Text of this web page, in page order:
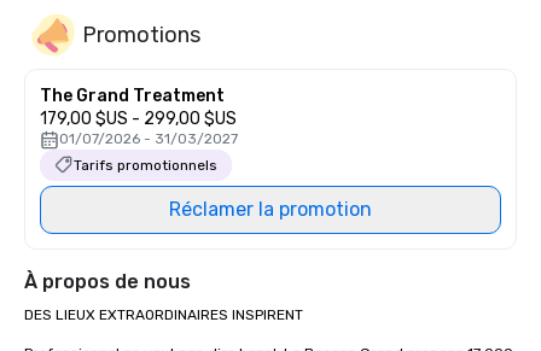
Promotions
The Grand Treatment
179,00 $US - 299,00 $US
01/07/2026 - 31/03/2027
Tarifs promotionnels
Réclamer la promotion
À propos de nous
DES LIEUX EXTRAORDINAIRES INSPIRENT